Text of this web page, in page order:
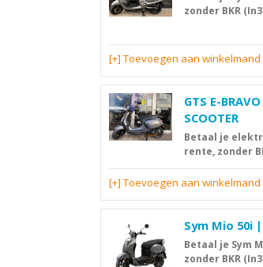
zonder BKR
[+] Toevoegen aan winkelmand
GTS E-
SCOOTER
Betaal je
rente, zonder
[+] Toevoegen aan winkelmand
Sym Mio 50i
Betaal je Sym
zonder BKR